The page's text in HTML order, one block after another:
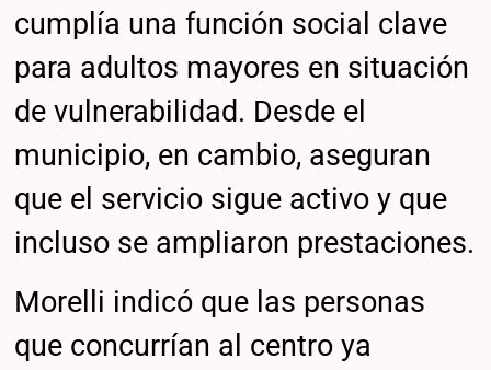
cumplía una función social clave
para adultos mayores en situación
de vulnerabilidad. Desde el
municipio, en cambio, aseguran
que el servicio sigue activo y que
incluso se ampliaron prestaciones.
Morelli indicó que las personas
que concurrían al centro ya